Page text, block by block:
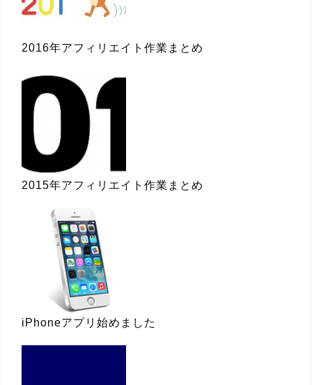
2016年アフィリエイト作業まとめ
2015年アフィリエイト作業まとめ
iPhoneアプリ始めました